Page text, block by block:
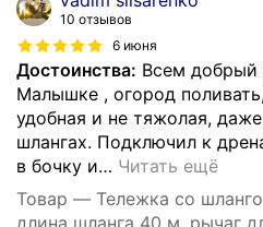
10 отзывов
6 июня
Достоинства: Всем добрый
Малышке , огород
удобная и не тяжолая,
шлангах. Подключил к
в бочку и… Читать ещё
Товар — Тележка со
длина шланга 40 м, рычаг